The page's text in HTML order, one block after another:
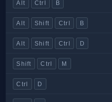
Alt Ctrl B
Alt Shift Ctrl B
Alt Shift Ctrl D
Shift Ctrl M
Ctrl D